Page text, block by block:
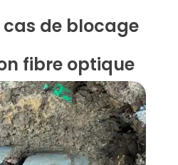
de blocage
fibre optique